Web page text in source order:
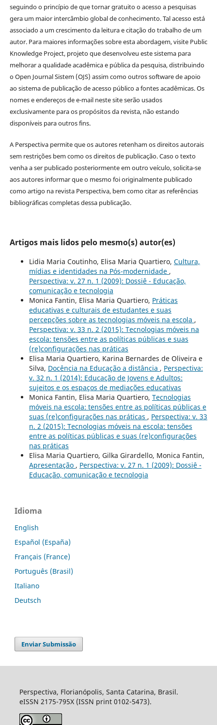
seguindo o princípio de que tornar gratuito o acesso a pesquisas
gera um maior intercâmbio global de conhecimento. Tal acesso está
associado a um crescimento da leitura e citação do trabalho de um
autor. Para maiores informações sobre esta abordagem, visite Public
Knowledge Project, projeto que desenvolveu este sistema para
melhorar a qualidade acadêmica e pública da pesquisa, distribuindo
o Open Journal Sistem (OJS) assim como outros software de apoio
ao sistema de publicação de acesso público a fontes acadêmicas. Os
nomes e endereços de e-mail neste site serão usados
exclusivamente para os propósitos da revista, não estando
disponíveis para outros fins.
A Perspectiva permite que os autores retenham os direitos autorais
sem restrições bem como os direitos de publicação. Caso o texto
venha a ser publicado posteriormente em outro veículo, solicita-se
aos autores informar que o mesmo foi originalmente publicado
como artigo na revista Perspectiva, bem como citar as referências
bibliográficas completas dessa publicação.
Artigos mais lidos pelo mesmo(s) autor(es)
Lidia Maria Coutinho, Elisa Maria Quartiero, Cultura,
mídias e identidades na Pós-modernidade ,
Perspectiva: v. 27 n. 1 (2009): Dossiê - Educação,
comunicação e tecnologia
Monica Fantin, Elisa Maria Quartiero, Práticas
educativas e culturais de estudantes e suas
percepções sobre as tecnologias móveis na escola ,
Perspectiva: v. 33 n. 2 (2015): Tecnologias móveis na
escola: tensões entre as políticas públicas e suas
(re)configurações nas práticas
Elisa Maria Quartiero, Karina Bernardes de Oliveira e
Silva, Docência na Educação a distância , Perspectiva:
v. 32 n. 1 (2014): Educação de Jovens e Adultos:
sujeitos e os espaços de mediações educativas
Monica Fantin, Elisa Maria Quartiero, Tecnologias
móveis na escola: tensões entre as políticas públicas e
suas (re)configurações nas práticas , Perspectiva: v. 33
n. 2 (2015): Tecnologias móveis na escola: tensões
entre as políticas públicas e suas (re)configurações
nas práticas
Elisa Maria Quartiero, Gilka Girardello, Monica Fantin,
Apresentação , Perspectiva: v. 27 n. 1 (2009): Dossiê -
Educação, comunicação e tecnologia
Idioma
English
Español (España)
Français (France)
Português (Brasil)
Italiano
Deutsch
Enviar Submissão
Perspectiva, Florianópolis, Santa Catarina, Brasil.
eISSN 2175-795X (ISSN print 0102-5473).